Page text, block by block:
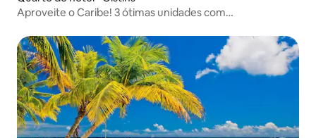
Aproveite o Caribe! 3 ótimas unidades com